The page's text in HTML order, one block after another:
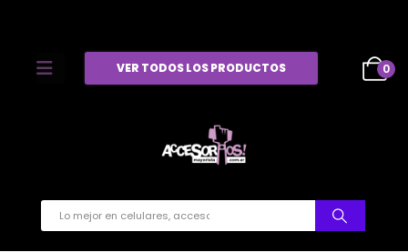
VER TODOS LOS PRODUCTOS 0